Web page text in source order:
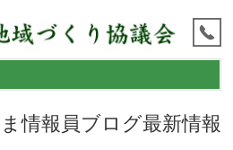
情報員ブログ最新情報